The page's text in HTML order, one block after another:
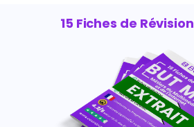
15 Fiches de Révision